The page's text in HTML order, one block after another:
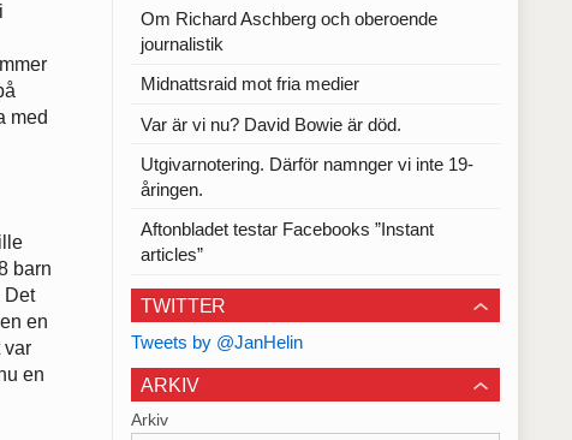
med
barn
Det
en
var
en
Om Richard Aschberg och oberoende
journalistik
Midnattsraid mot fria medier
Var är vi nu? David Bowie är död.
Utgivarnotering. Därför namnger vi inte 19-
åringen.
Aftonbladet testar Facebooks ”Instant
articles”
TWITTER
Tweets by @JanHelin
ARKIV
Arkiv